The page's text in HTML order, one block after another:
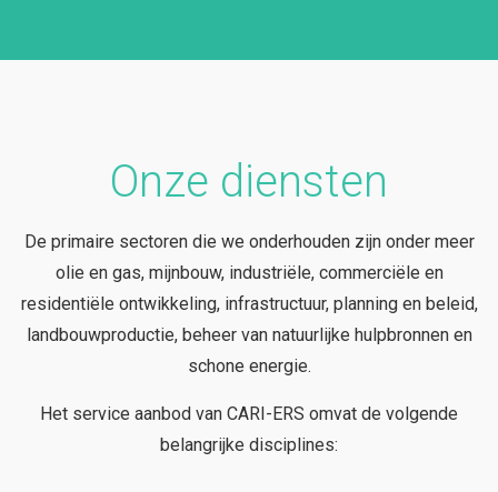
Onze diensten
De primaire sectoren die we onderhouden zijn onder meer
olie en gas, mijnbouw, industriële, commerciële en
residentiële ontwikkeling, infrastructuur, planning en beleid,
landbouwproductie, beheer van natuurlijke hulpbronnen en
schone energie.
Het service aanbod van CARI-ERS omvat de volgende
belangrijke disciplines: